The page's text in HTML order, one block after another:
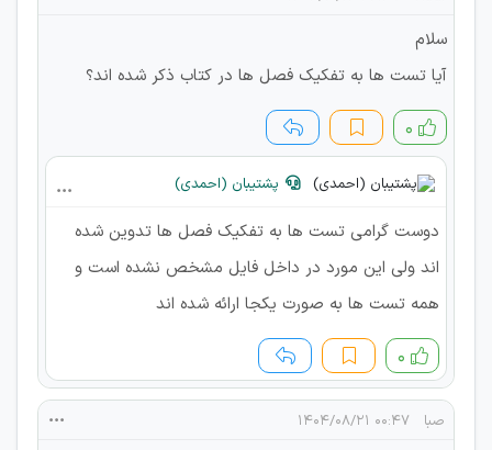
سلام
آیا تست ها به تفکیک فصل ها در کتاب ذکر شده اند؟
۰
پشتیبان (احمدی)
دوست گرامی تست ها به تفکیک فصل ها تدوین شده
اند ولی این مورد در داخل فایل مشخص نشده است و
همه تست ها به صورت یکجا ارائه شده اند
۰
صبا ۰۰:۴۷ ۱۴۰۴/۰۸/۲۱